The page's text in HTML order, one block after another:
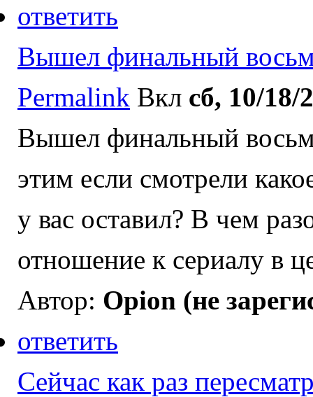
ответить
Вышел финальный
Permalink Вкл сб, 10/18/
Вышел финальный
этим если смотрели
у вас оставил? В чем
отношение к сериалу в
Автор: Opion (не
ответить
Сейчас как раз